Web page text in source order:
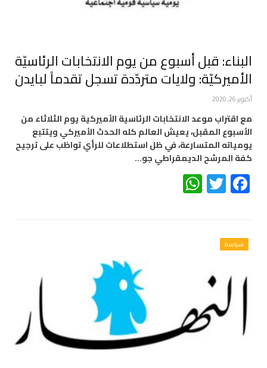
البناء: قبل أسبوع من يوم الانتخابات الرئاسيّة
الأميركيّة: ولايات متردّدة تسجل تقدماً لبايدن
أكتوبر 26, 2020
مع اقتراب موعد الانتخابات الرئاسية الأميركية يوم الثلاثاء من
الأسبوع المقبل، يعيش العالم كله الحدث الأميركي ويتتبع
يومياته المتسارعة، في ظل استطلاعات للرأي تواظب على ترجيح
كفة المرشح الديمقراطي جو…
Facebook
Twitter
سياسة